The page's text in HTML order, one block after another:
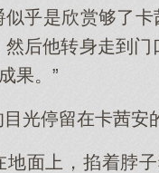
似乎是欣赏够了
然后他转身走到
果。”
光停留在卡茜安
地面上，掐着脖